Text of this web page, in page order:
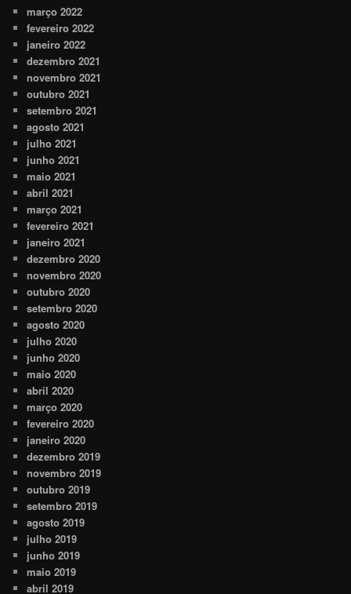
março 2022
fevereiro 2022
janeiro 2022
dezembro 2021
novembro 2021
outubro 2021
setembro 2021
agosto 2021
julho 2021
junho 2021
maio 2021
abril 2021
março 2021
fevereiro 2021
janeiro 2021
dezembro 2020
novembro 2020
outubro 2020
setembro 2020
agosto 2020
julho 2020
junho 2020
maio 2020
abril 2020
março 2020
fevereiro 2020
janeiro 2020
dezembro 2019
novembro 2019
outubro 2019
setembro 2019
agosto 2019
julho 2019
junho 2019
maio 2019
abril 2019